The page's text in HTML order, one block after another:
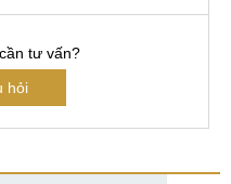
tư vấn?
hỏi